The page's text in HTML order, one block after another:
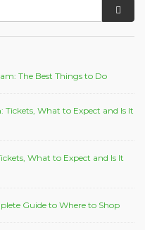
The Best Things to Do
What to Expect and Is It
What to Expect and Is It
Guide to Where to Shop